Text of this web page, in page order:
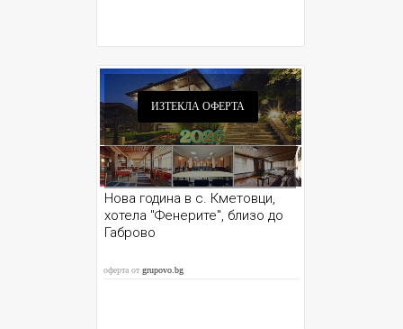
ИЗТЕКЛА ОФЕРТА
Нова година в с. Кметовци,
хотела "Фенерите", близо до
Габрово
оферта отgrupovo.bg